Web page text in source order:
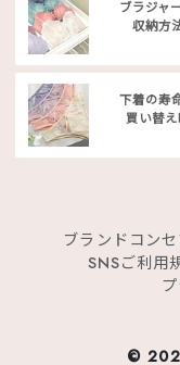
ブラジャ
収納方
下着の寿
買い替
ブランドコンセ
SNSご利用
©